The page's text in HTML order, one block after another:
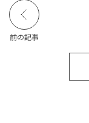
前の記事